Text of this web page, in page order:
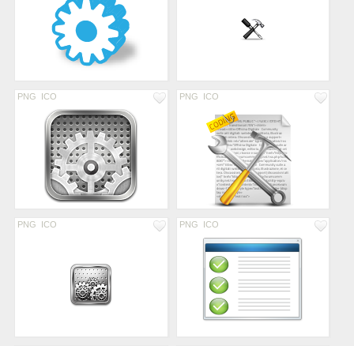
PNG ICO PNG ICO
PNG ICO PNG ICO